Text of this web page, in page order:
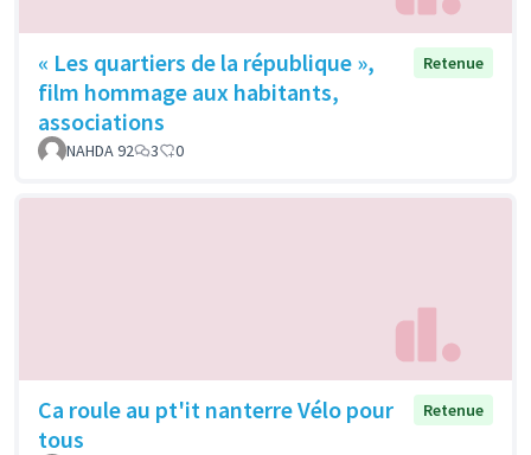
« Les quartiers de la république »,
film hommage aux habitants,
associations
Retenue
NAHDA 92 3 0
Ca roule au pt'it nanterre Vélo pour
tous
Retenue